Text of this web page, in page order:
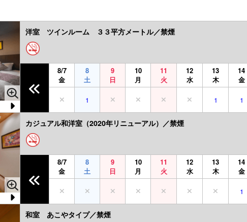
N
e
xt
洋室 ツインルーム ３３平方メートル／禁煙
8/7
金
8
土
9
日
10
月
11
火
12
水
13
木
14
金
1 1 1
カジュアル和洋室（2020年リニューアル）／禁煙
8/7
金
8
土
9
日
10
月
11
火
12
水
13
木
14
金
1
和室 あこやタイプ／禁煙